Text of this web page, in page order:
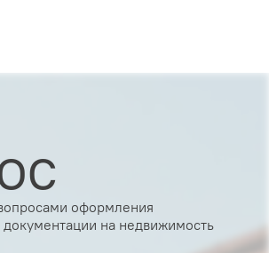
оформления
документации на недвижимость